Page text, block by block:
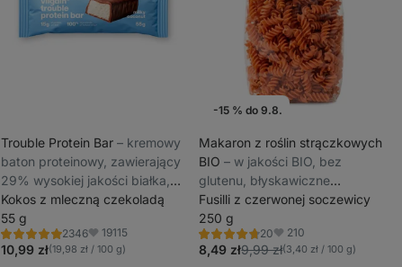
Trouble Protein Bar ⁠–⁠ kremowy
baton proteinowy, zawierający
29% wysokiej jakości białka,
bez konserwantów i barwników
Kokos z mleczną czekoladą
55 g
2346
Ocena
4.8/5,
2346
Ulubione
19115
10,99 zł(19,98 zł / 100 g)
-15 % do 9.8.
Promocja tygodnia
Makaron z roślin strączkowych
BIO⁠–⁠ w jakości BIO, bez
glutenu, błyskawiczne
przygotowanie w 8 minut
Fusilli z czerwonej soczewicy
250 g
20
Ocena
4.7/5,
20
Ulubione
210
8,49 zł9,99 zł(3,40 zł / 100 g)